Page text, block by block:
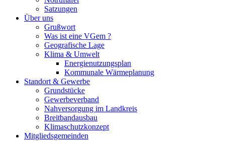
Satzungen
Über uns
Grußwort
Was ist eine VGem ?
Geografische Lage
Klima & Umwelt
Energienutzungsplan
Kommunale Wärmeplanung
Standort & Gewerbe
Grundstücke
Gewerbeverband
Nahversorgung im Landkreis
Breitbandausbau
Klimaschutzkonzept
Mitgliedsgemeinden